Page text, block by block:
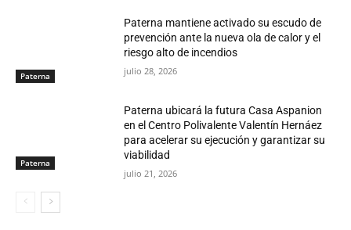
Paterna
Paterna mantiene activado su escudo de
prevención ante la nueva ola de calor y el
riesgo alto de incendios
julio 28, 2026
Paterna
Paterna ubicará la futura Casa Aspanion
en el Centro Polivalente Valentín Hernáez
para acelerar su ejecución y garantizar su
viabilidad
julio 21, 2026